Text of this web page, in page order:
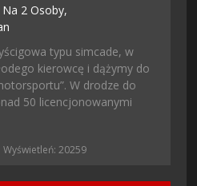
Na 2 Osoby,
typu simcade, w
kierowcę i dążymy do
W drodze do
50 licencjonowanymi
Wyświetleń: 20259